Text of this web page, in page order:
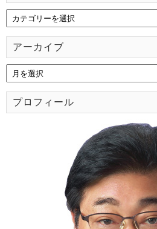
アーカイブ
プロフィール